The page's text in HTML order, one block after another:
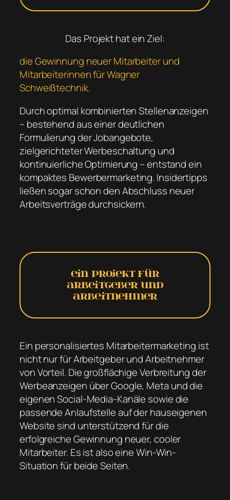
Das Projekt hat ein Ziel:
die Gewinnung neuer Mitarbeiter und
Mitarbeiterinnen für Wagner
Schweißtechnik.
Durch optimal kombinierten Stellenanzeigen
– bestehend aus einer deutlichen
Formulierung der Jobangebote,
zielgerichteter Werbeschaltung und
kontinuierliche Optimierung – entstand ein
kompaktes Bewerbermarketing. Insidertipps
ließen sogar schon den Abschluss neuer
Arbeitsverträge durchsickern.
Ein Projekt für
Arbeitgeber und
Arbeitnehmer
Ein personalisiertes Mitarbeitermarketing ist
nicht nur für Arbeitgeber und Arbeitnehmer
von Vorteil. Die großflächige Verbreitung der
Werbeanzeigen über Google, Meta und die
eigenen Social-Media-Kanäle sowie die
passende Anlaufstelle auf der hauseigenen
Website sind unterstützend für die
erfolgreiche Gewinnung neuer, cooler
Mitarbeiter. Es ist also eine Win-Win-
Situation für beide Seiten.